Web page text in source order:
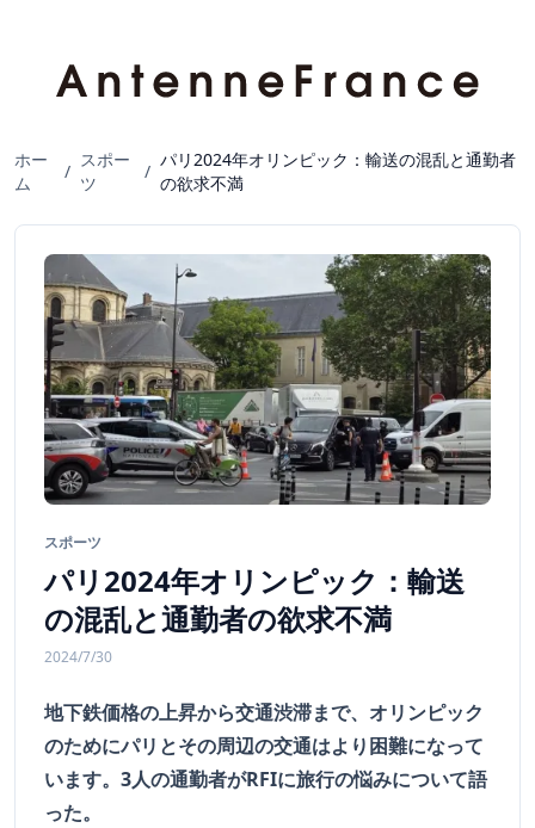
ホー
ム
/
スポー
ツ
/
パリ2024年オリンピック：輸送の混乱と通勤者
の欲求不満
スポーツ
パリ2024年オリンピック：輸送
の混乱と通勤者の欲求不満
2024/7/30
地下鉄価格の上昇から交通渋滞まで、オリンピック
のためにパリとその周辺の交通はより困難になって
います。3人の通勤者がRFIに旅行の悩みについて語
った。